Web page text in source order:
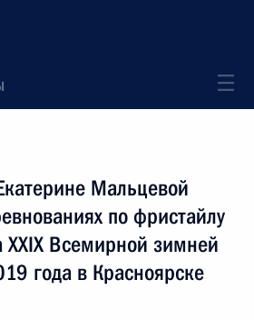
Мальцевой
по фристайлу
XXIX Всемирной зимней
года в Красноярске